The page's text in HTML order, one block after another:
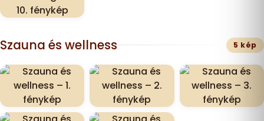
Szauna és wellness 5 kép